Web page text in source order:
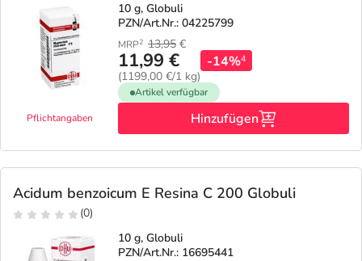
Marken
Pflichtangaben
10 g, Globuli
PZN/Art.Nr.: 04225799
MRP2 13,95 €
11,99 €
(1199,00 €/1 kg)
-14%4
Artikel verfügbar
Hinzufügen
Acidum benzoicum E Resina C 200 Globuli
(0)
10 g, Globuli
PZN/Art.Nr.: 16695441